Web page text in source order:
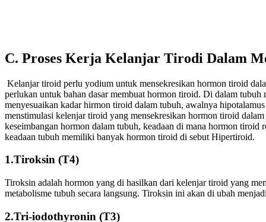
C. Proses Kerja Kelanjar Tirodi Dalam
Kelanjar tiroid perlu yodium untuk mensekresikan hormon tiroid
perlukan untuk bahan dasar membuat hormon tiroid. Di dalam
menyesuaikan kadar hirmon tiroid dalam tubuh, awalnya
menstimulasi kelenjar tiroid yang mensekresikan hormon tiroid
keseimbangan hormon dalam tubuh, keadaan di mana hormon tiroid
keadaan tubuh memiliki banyak hormon tiroid di sebut Hipertiroid.
1.Tiroksin (T4)
Tiroksin adalah hormon yang di hasilkan dari kelenjar tiroid yang
metabolisme tubuh secara langsung. Tiroksin ini akan di ubah
2.Tri-iodothyronin (T3)